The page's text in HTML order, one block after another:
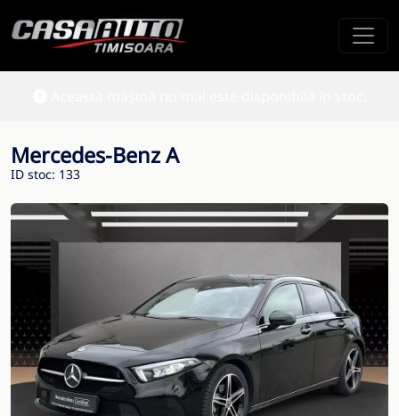
Mercedes-Benz A
ID stoc: 133